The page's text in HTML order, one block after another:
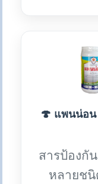
🍄 แพนน่อน
สารป้องกั
หลายช